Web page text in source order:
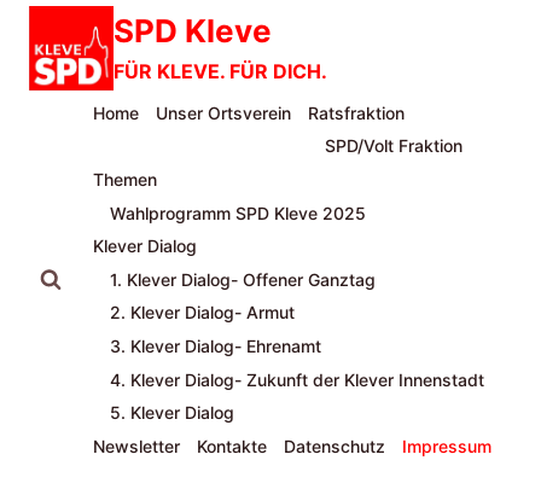
Inhalt
springen
SPD Kleve
FÜR KLEVE. FÜR DICH.
Home Unser Ortsverein
Ratsfraktion
SPD/Volt Fraktion
Themen
Wahlprogramm SPD Kleve 2025
Klever Dialog
1. Klever Dialog- Offener Ganztag
2. Klever Dialog- Armut
3. Klever Dialog- Ehrenamt
4. Klever Dialog- Zukunft der Klever Innenstadt
5. Klever Dialog
Newsletter
Kontakte Datenschutz Impressum